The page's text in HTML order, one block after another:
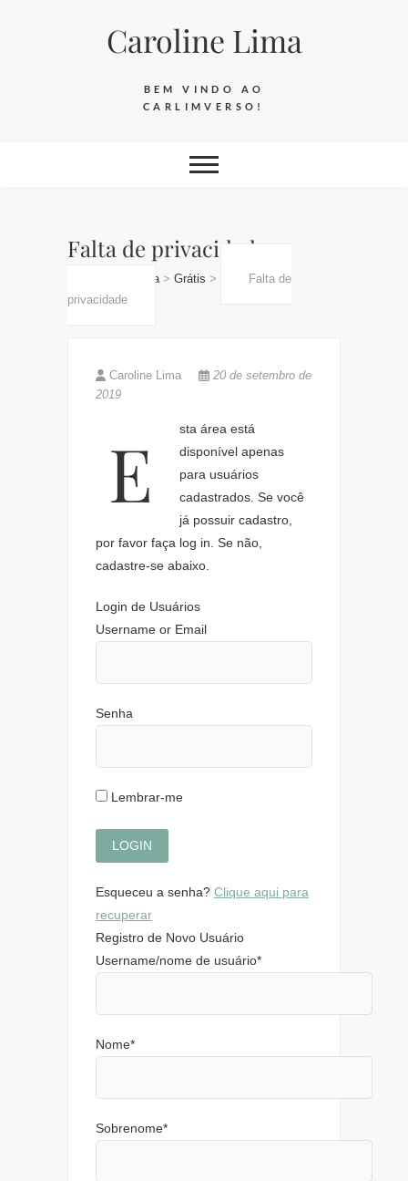
Caroline Lima
BEM VINDO AO
CARLIMVERSO!
Falta de privacidade
Caroline Lima> Grátis >
Falta de
privacidade
Caroline Lima
20 de setembro de
2019
Esta área está
disponível apenas
para usuários
cadastrados. Se você
já possuir cadastro,
por favor faça log in. Se não,
cadastre-se abaixo.
Login de Usuários
Username or Email
Senha
Lembrar-me
Esqueceu a senha? Clique aqui para
recuperar
Registro de Novo Usuário
Username/nome de usuário*
Nome*
Sobrenome*